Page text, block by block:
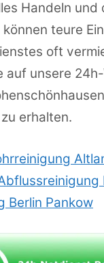
Handeln und
teure
oft
auf unsere
erhalten.
Berlin Pankow